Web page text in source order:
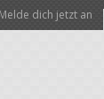
Melde dich jetzt an